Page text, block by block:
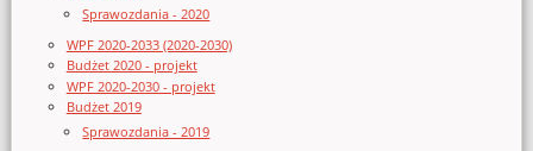
Sprawozdania - 2020
WPF 2020-2033 (2020-2030)
Budżet 2020 - projekt
WPF 2020-2030 - projekt
Budżet 2019
Sprawozdania - 2019